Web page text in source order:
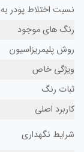
اختلاط پودر به
های موجود
پلیمریزاسیون
خاص
رنگ
اصلی
نگهداری